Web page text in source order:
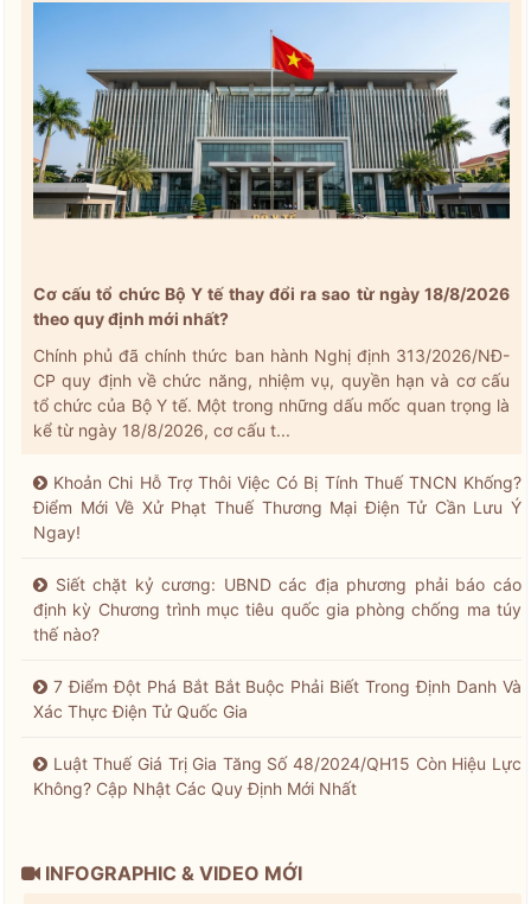
Cơ cấu tổ chức Bộ Y tế thay đổi ra sao từ ngày 18/8/2026
theo quy định mới nhất?
Chính phủ đã chính thức ban hành Nghị định 313/2026/NĐ-
CP quy định về chức năng, nhiệm vụ, quyền hạn và cơ cấu
tổ chức của Bộ Y tế. Một trong những dấu mốc quan trọng là
kể từ ngày 18/8/2026, cơ cấu t...
Khoản Chi Hỗ Trợ Thôi Việc Có Bị Tính Thuế TNCN Khống?
Điểm Mới Về Xử Phạt Thuế Thương Mại Điện Tử Cần Lưu Ý
Ngay!
Siết chặt kỷ cương: UBND các địa phương phải báo cáo
định kỳ Chương trình mục tiêu quốc gia phòng chống ma túy
thế nào?
7 Điểm Đột Phá Bắt Bắt Buộc Phải Biết Trong Định Danh Và
Xác Thực Điện Tử Quốc Gia
Luật Thuế Giá Trị Gia Tăng Số 48/2024/QH15 Còn Hiệu Lực
Không? Cập Nhật Các Quy Định Mới Nhất
INFOGRAPHIC & VIDEO MỚI